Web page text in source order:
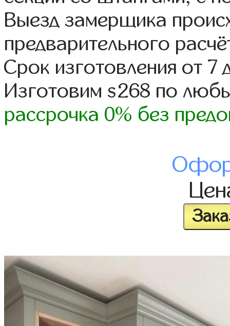
Выезд замерщика
предварительного
Срок изготовления от 7
Изготовим s268 по
рассрочка 0% без